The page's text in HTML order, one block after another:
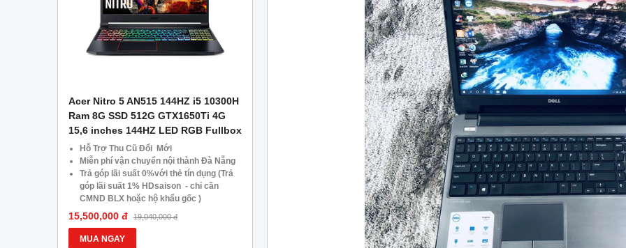
Acer Nitro 5 AN515 144HZ i5 10300H
Ram 8G SSD 512G GTX1650Ti 4G
15,6 inches 144HZ LED RGB Fullbox
Hỗ Trợ Thu Cũ Đổi Mới
Miễn phí vận chuyển nội thành Đà Nẵng
Trả góp lãi suất 0%với thẻ tín dụng (Trả
góp lãi suất 1% HDsaison - chỉ cần
CMND BLX hoặc hộ khẩu gốc )
Giảm 20%khi nâng cấp Ram-SSD
Giảm giá trực tiếp đối với khách hàng ở
xa, HSSV . Săn 10.000 Voucher Giảm
15,500,000 đ 19,040,000 đ
MUA NGAY
Asus Gaming TUF FX506 i5 10300H
– Ram 8GB – SSD 512GB – GTX
1650 4GB – 15.6'' FHD
Miễn phí vận chuyển nội thành Đà Nẵng
Trả góp lãi suất 0% với thẻ tín dụng (Trả
góp lãi suất 1% HDsaison - chỉ cần
CMND BLX hoặc hộ khẩu gốc)
Giảm 20% khi nâng cấp Ram-SSD
Giảm giá trực tiếp đối với khách hàng ở
xa, HSSV. Săn 10.000 Voucher Giảm
Asus VivoBook X415EA-EB638T
Core i3 1115G4/ Ram 4GB/
SSD512GB/ Màn Hình 14 FHD/
Hỗ Trợ Thu Cũ Đổi Mới
Miễn phí vận chuyển nội thành Đà Nẵng
Trả góp lãi suất 0%với thẻ tín dụng (Trả
góp lãi suất 1% HDsaison - chỉ cần
CMND BLX hoặc hộ khẩu gốc )
Giảm 20%khi nâng cấp Ram-SSD
Giảm giá trực tiếp đối với khách hàng ở
xa, HSSV . Săn 10.000 Voucher Giảm
8,200,000 đ
MUA NGAY